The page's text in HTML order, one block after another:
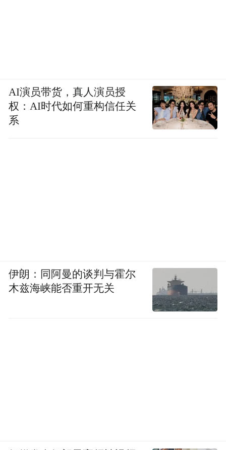
AI演员带货，真人演员授
权：AI时代如何重构信任关
系
伊朗：同阿曼的谈判与霍尔
木兹海峡能否重开无关